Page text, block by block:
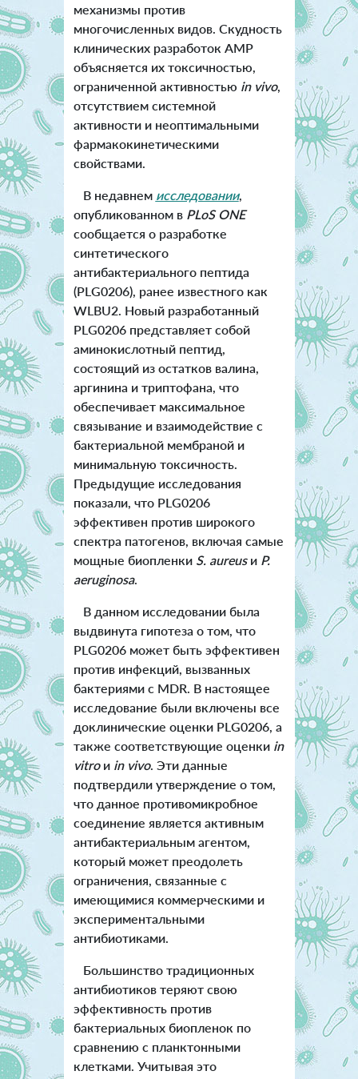
механизмы против
многочисленных видов. Скудность
клинических разработок AMP
объясняется их токсичностью,
ограниченной активностью in vivo,
отсутствием системной
активности и неоптимальными
фармакокинетическими
свойствами.
В недавнем исследовании,
опубликованном в PLoS ONE
сообщается о разработке
синтетического
антибактериального пептида
(PLG0206), ранее известного как
WLBU2. Новый разработанный
PLG0206 представляет собой
аминокислотный пептид,
состоящий из остатков валина,
аргинина и триптофана, что
обеспечивает максимальное
связывание и взаимодействие с
бактериальной мембраной и
минимальную токсичность.
Предыдущие исследования
показали, что PLG0206
эффективен против широкого
спектра патогенов, включая самые
мощные биопленки S. aureusи P.
aeruginosa.
В данном исследовании была
выдвинута гипотеза о том, что
PLG0206 может быть эффективен
против инфекций, вызванных
бактериями с MDR. В настоящее
исследование были включены все
доклинические оценки PLG0206, а
также соответствующие оценки in
vitro и in vivo. Эти данные
подтвердили утверждение о том,
что данное противомикробное
соединение является активным
антибактериальным агентом,
который может преодолеть
ограничения, связанные с
имеющимися коммерческими и
экспериментальными
антибиотиками.
Большинство традиционных
антибиотиков теряют свою
эффективность против
бактериальных биопленок по
сравнению с планктонными
клетками. Учитывая это